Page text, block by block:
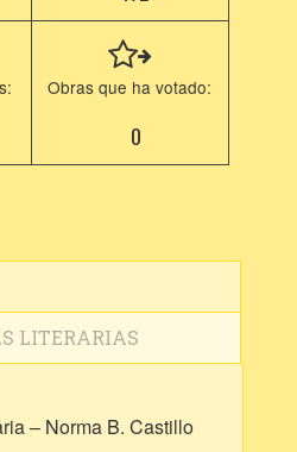
Obras que ha votado:
0
LITERARIAS
– Norma B. Castillo